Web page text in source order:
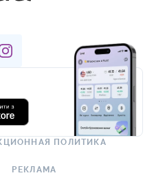
ПОЛИТИКА
РЕКЛАМА